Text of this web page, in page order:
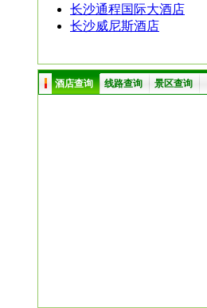
长沙通程国际大酒店
长沙威尼斯酒店
酒店查询 线路查询 景区查询